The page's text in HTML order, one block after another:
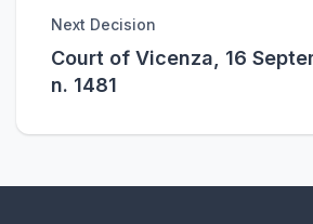
Next Decision
Court of Vicenza, 16
n. 1481